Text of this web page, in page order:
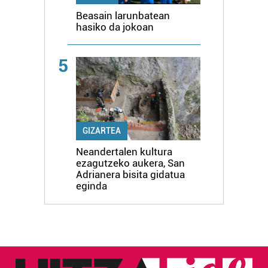
Beasain larunbatean
hasiko da jokoan
5
GIZARTEA
Neandertalen kultura
ezagutzeko aukera, San
Adrianera bisita gidatua
eginda